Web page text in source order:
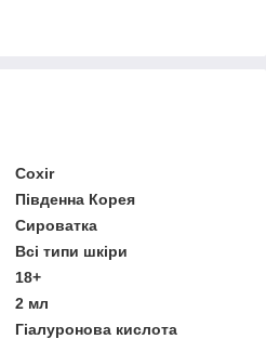
Coxir
Південна Корея
Сироватка
Всі типи шкіри
18+
2 мл
Гіалуронова кислота